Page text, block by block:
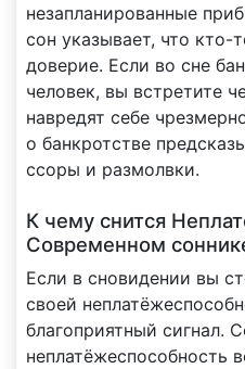
незапланированные
сон указывает, что кто-
доверие. Если во сне
человек, вы встретите
навредят себе
о банкротстве
ссоры и размолвки.
К чему снится
Современном
Если в сновидении вы
своей
благоприятный сигнал.
неплатёжеспособность